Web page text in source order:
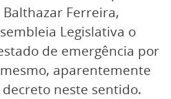
Balthazar Ferreira,
Legislativa o
de emergência por
aparentemente
neste sentido.